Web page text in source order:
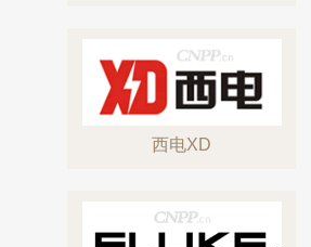
西电XD